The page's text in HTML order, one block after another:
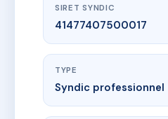
SIRET SYNDIC
41477407500017
TYPE
Syndic professionnel